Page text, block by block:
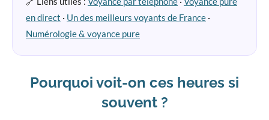
en direct · Un des meilleurs voyants de France ·
Numérologie & voyance pure
Pourquoi voit-on ces heures si
souvent ?